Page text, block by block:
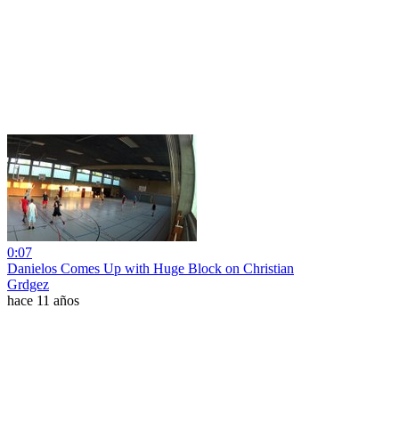
0:07
Danielos Comes Up with Huge Block on Christian
Grdgez
hace 11 años